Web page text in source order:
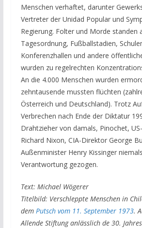
Menschen verhaftet, darunter
Vertreter der Unidad Popular und
Regierung. Folter und Morde standen
Tagesordnung, Fußballstadien,
Konferenzhallen und andere
wurden zu regelrechten
An die 4.000 Menschen wurden
zehntausende mussten flüchten
Österreich und Deutschland). Trotz
Verbrechen nach Ende der Diktatur
Drahtzieher von damals, Pinochet,
Richard Nixon, CIA-Direktor George
Außenminister Henry Kissinger
Verantwortung gezogen.
Text: Michael Wögerer
Titelbild: Verschleppte Menschen in
dem Putsch vom 11. September 1973.
Allende Stiftung anlässlich de 30.